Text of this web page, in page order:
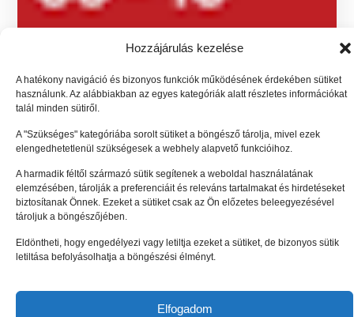
Hozzájárulás kezelése
A hatékony navigáció és bizonyos funkciók működésének érdekében sütiket
használunk. Az alábbiakban az egyes kategóriák alatt részletes információkat
talál minden sütiről.
A "Szükséges" kategóriába sorolt sütiket a böngésző tárolja, mivel ezek
elengedhetetlenül szükségesek a webhely alapvető funkcióihoz.
A harmadik féltől származó sütik segítenek a weboldal használatának
elemzésében, tárolják a preferenciáit és releváns tartalmakat és hirdetéseket
biztosítanak Önnek. Ezeket a sütiket csak az Ön előzetes beleegyezésével
tároljuk a böngészőjében.
Eldöntheti, hogy engedélyezi vagy letiltja ezeket a sütiket, de bizonyos sütik
letiltása befolyásolhatja a böngészési élményt.
Elfogadom